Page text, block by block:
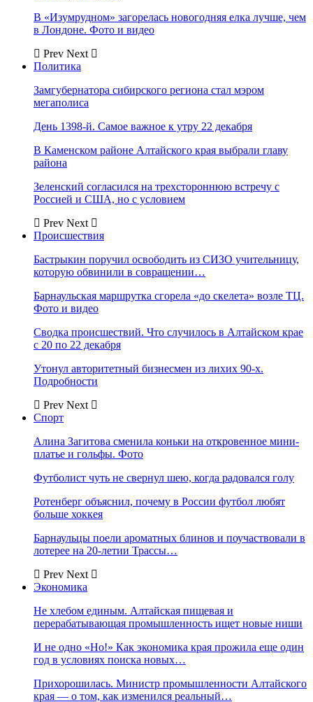
В «Изумрудном» загорелась новогодняя елка лучше, чем
в Лондоне. Фото и видео
Prev Next
Политика
Замгубернатора сибирского региона стал мэром
мегаполиса
День 1398-й. Самое важное к утру 22 декабря
В Каменском районе Алтайского края выбрали главу
района
Зеленский согласился на трехстороннюю встречу с
Россией и США, но с условием
Prev Next
Происшествия
Бастрыкин поручил освободить из СИЗО учительницу,
которую обвинили в совращении…
Барнаульская маршрутка сгорела «до скелета» возле ТЦ.
Фото и видео
Сводка происшествий. Что случилось в Алтайском крае
с 20 по 22 декабря
Утонул авторитетный бизнесмен из лихих 90-х.
Подробности
Prev Next
Спорт
Алина Загитова сменила коньки на откровенное мини-
платье и гольфы. Фото
Футболист чуть не свернул шею, когда радовался голу
Ротенберг объяснил, почему в России футбол любят
больше хоккея
Барнаульцы поели ароматных блинов и поучаствовали в
лотерее на 20-летии Трассы…
Prev Next
Экономика
Не хлебом единым. Алтайская пищевая и
перерабатывающая промышленность ищет новые ниши
И не одно «Но!» Как экономика края прожила еще один
год в условиях поиска новых…
Прихорошилась. Министр промышленности Алтайского
края — о том, как изменился реальный…